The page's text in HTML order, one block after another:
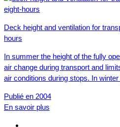
Deck height and ventilation for
hours
In summer the height of the fully
air change during transport and
air conditions during stops. In
Publié en 2004
En savoir plus